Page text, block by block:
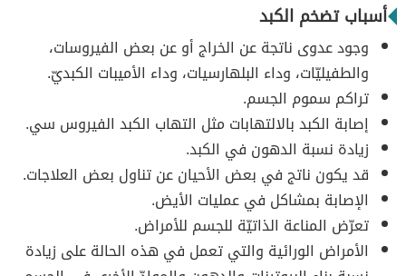
أسباب تضخم الكبد
وجود عدوى ناتجة عن الخراج أو عن بعض الفيروسات،
والطفيليّات، وداء البلهارسيات، وداء الأميبات الكبديّ.
تراكم سموم الجسم.
إصابة الكبد بالالتهابات مثل التهاب الكبد الفيروس سي.
زيادة نسبة الدهون في الكبد.
قد يكون ناتج في بعض الأحيان عن تناول بعض العلاجات.
الإصابة بمشاكل في عمليات الأيض.
تعرّض المناعة الذاتيّة للجسم للأمراض.
الأمراض الورائية والتي تعمل في هذه الحالة على زيادة